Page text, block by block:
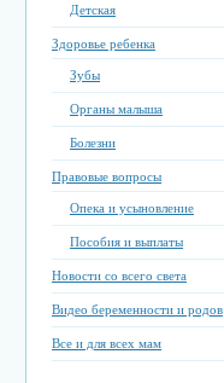
Детская
Здоровье ребенка
Зубы
Органы малыша
Болезни
Правовые вопросы
Опека и усыновление
Пособия и выплаты
Новости со всего света
Видео беременности и родов
Все и для всех мам